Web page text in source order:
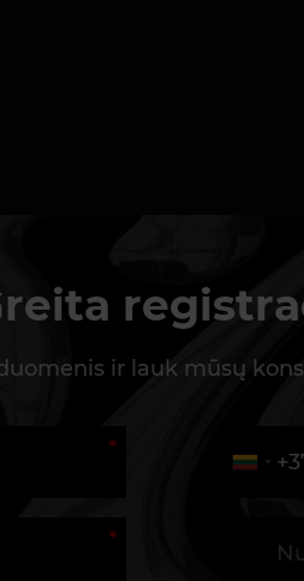
ir lauk mūsų